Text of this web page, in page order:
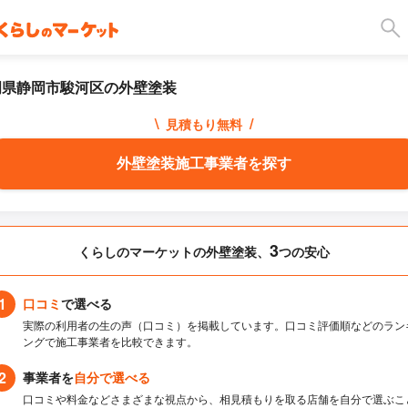
静岡市駿河区の外壁塗装
\ 見積もり無料 /
外壁塗装施工事業者を探す
くらしのマーケットの外壁塗装、 3つの安心
口コミで選べる
実際の利用者の生の声（口コミ）を掲載しています。口コミ評価順などのラン
ングで施工事業者を比較できます。
事業者を自分で選べる
口コミや料金などさまざまな視点から、相見積もりを取る店舗を自分で選ぶこ